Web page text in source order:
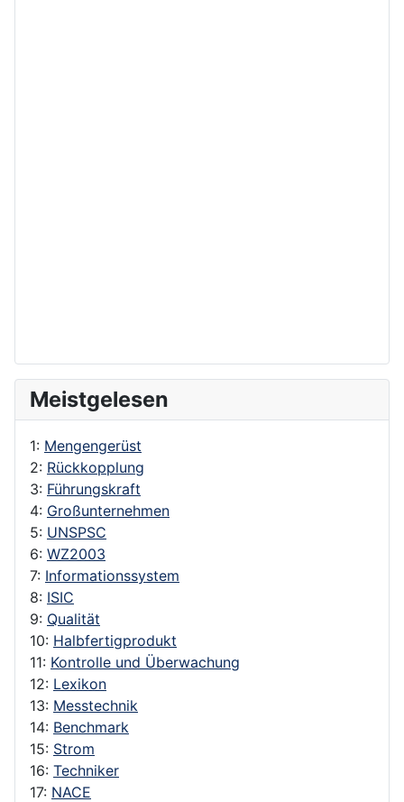
Meistgelesen
1: Mengengerüst
2: Rückkopplung
3: Führungskraft
4: Großunternehmen
5: UNSPSC
6: WZ2003
7: Informationssystem
8: ISIC
9: Qualität
10: Halbfertigprodukt
11: Kontrolle und Überwachung
12: Lexikon
13: Messtechnik
14: Benchmark
15: Strom
16: Techniker
17: NACE